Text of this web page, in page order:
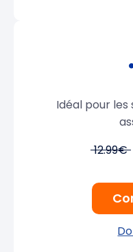
Idéal pour les
12.99€